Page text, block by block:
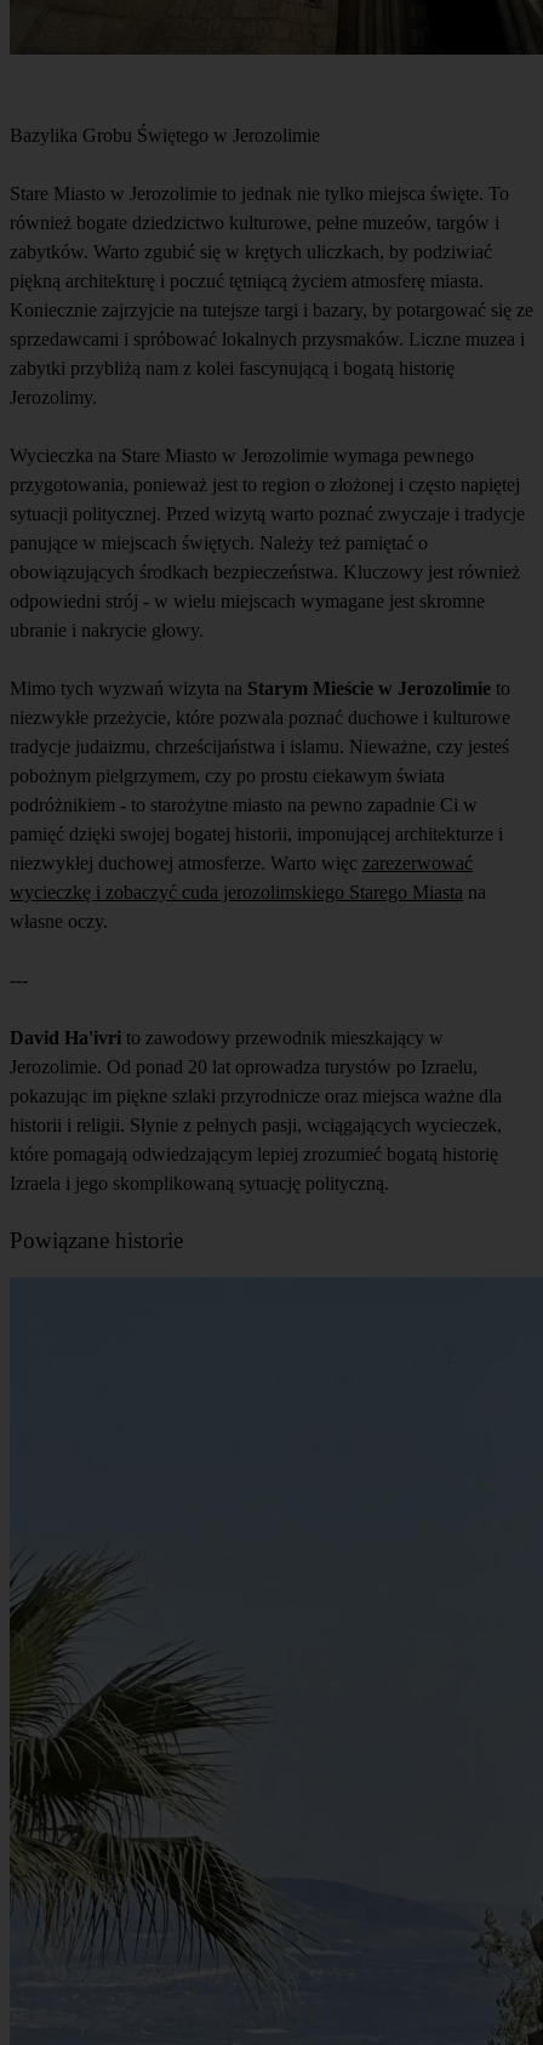
Bazylika Grobu Świętego w Jerozolimie
Stare Miasto w Jerozolimie to jednak nie tylko miejsca święte. To
również bogate dziedzictwo kulturowe, pełne muzeów, targów i
zabytków. Warto zgubić się w krętych uliczkach, by podziwiać
piękną architekturę i poczuć tętniącą życiem atmosferę miasta.
Koniecznie zajrzyjcie na tutejsze targi i bazary, by potargować się ze
sprzedawcami i spróbować lokalnych przysmaków. Liczne muzea i
zabytki przybliżą nam z kolei fascynującą i bogatą historię
Jerozolimy.
Wycieczka na Stare Miasto w Jerozolimie wymaga pewnego
przygotowania, ponieważ jest to region o złożonej i często napiętej
sytuacji politycznej. Przed wizytą warto poznać zwyczaje i tradycje
panujące w miejscach świętych. Należy też pamiętać o
obowiązujących środkach bezpieczeństwa. Kluczowy jest również
odpowiedni strój - w wielu miejscach wymagane jest skromne
ubranie i nakrycie głowy.
Mimo tych wyzwań wizyta na Starym Mieście w Jerozolimie to
niezwykłe przeżycie, które pozwala poznać duchowe i kulturowe
tradycje judaizmu, chrześcijaństwa i islamu. Nieważne, czy jesteś
pobożnym pielgrzymem, czy po prostu ciekawym świata
podróżnikiem - to starożytne miasto na pewno zapadnie Ci w
pamięć dzięki swojej bogatej historii, imponującej architekturze i
niezwykłej duchowej atmosferze. Warto więc zarezerwować
wycieczkę i zobaczyć cuda jerozolimskiego Starego Miasta na
własne oczy.
---
David Ha'ivri to zawodowy przewodnik mieszkający w
Jerozolimie. Od ponad 20 lat oprowadza turystów po Izraelu,
pokazując im piękne szlaki przyrodnicze oraz miejsca ważne dla
historii i religii. Słynie z pełnych pasji, wciągających wycieczek,
które pomagają odwiedzającym lepiej zrozumieć bogatą historię
Izraela i jego skomplikowaną sytuację polityczną.
Powiązane historie